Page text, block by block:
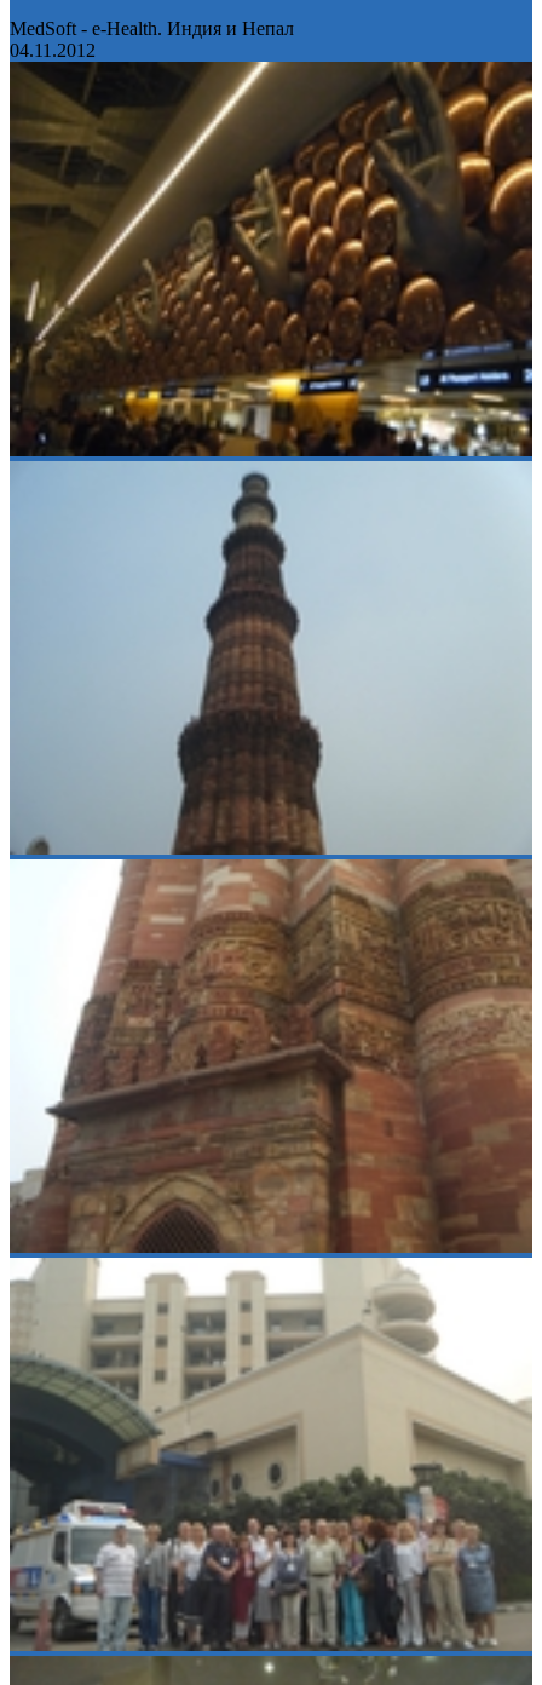
MedSoft - e-Health. Индия и Непал
04.11.2012